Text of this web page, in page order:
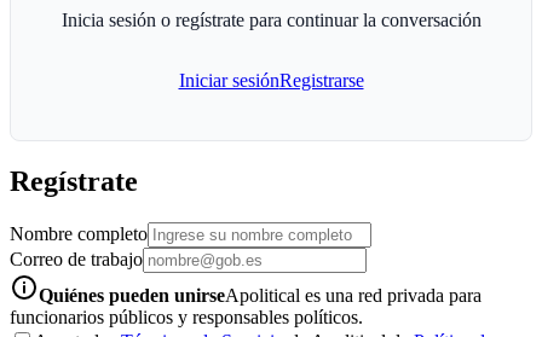
Inicia sesión o regístrate para continuar la conversación
Iniciar sesiónRegistrarse
Regístrate
Nombre completo
Correo de trabajo
Quiénes pueden unirseApolitical es una red privada para
funcionarios públicos y responsables políticos.